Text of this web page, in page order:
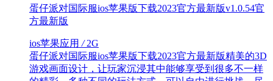
蛋仔派对国际服ios苹果版下载2023官方最新版v1.0.54官
方最新版
ios苹果应用 /2G
蛋仔派对国际服ios苹果版下载2023官方最新版精美的3D
游戏画面设计，让玩家沉浸其中能够享受到很多不一样